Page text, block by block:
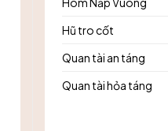
Hũ tro cốt
Quan tài an táng
Quan tài hỏa táng